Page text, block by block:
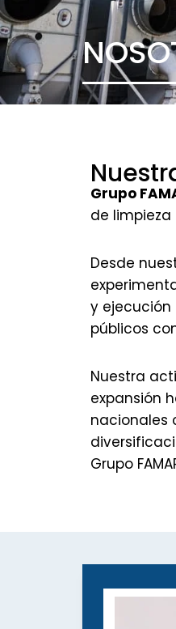
Grupo
de limpieza
Desde
y
públicos
Nuestra
expansión
nacionales
Grupo